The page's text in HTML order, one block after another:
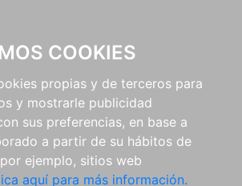
COOKIES
propias y de terceros para
y mostrarle publicidad
sus preferencias, en base a
a partir de su hábitos de
ejemplo, sitios web
aquí para más información.